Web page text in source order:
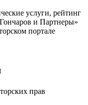
услуги, рейтинг
и Партнеры»
портале
прав